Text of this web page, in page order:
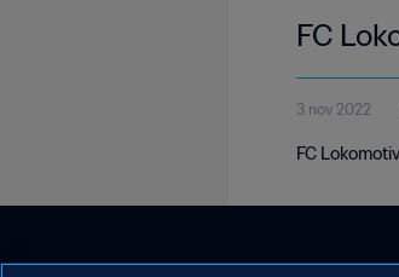
FC
3 nov 2022
FC